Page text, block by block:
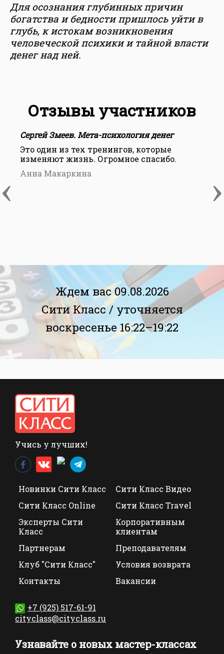
Для осознания глубинных причин
богатства и бедности пришлось уйти в
глубь, к истокам возникновения
человеческой психики и тайной власти
денег над ней.
Отзывы участников
‹ ›
Сергей Змеев. Мета-психология денег
Это один из тех тренингов, которые
изменяют жизнь. Огромное спасибо.
Анна Макаркина
Ждем вас 09.08.2026
Сити Класс / уточняется
воскресенье 16:22–19:22
Учись у лучших!
Новинки Сити Класс
Сити Класс Видео
Сити Класс Online
Сити Класс Travel
Эксперты Сити
Класс
Корпоративным
клиентам
Партнерам
Преподавателям
Клуб "Сити Класс"
Условия возврата
Контакты
Вакансии
+7 (925) 517-61-91
cityclass@cityclass.ru
Узнавайте о новых мастер-классах